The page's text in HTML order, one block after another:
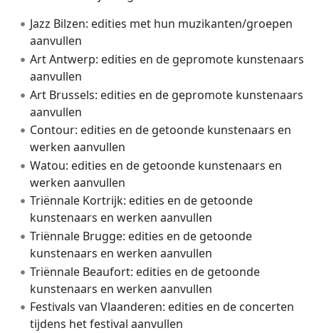
Jazz Bilzen: edities met hun muzikanten/groepen
aanvullen
Art Antwerp: edities en de gepromote kunstenaars
aanvullen
Art Brussels: edities en de gepromote kunstenaars
aanvullen
Contour: edities en de getoonde kunstenaars en
werken aanvullen
Watou: edities en de getoonde kunstenaars en
werken aanvullen
Triënnale Kortrijk: edities en de getoonde
kunstenaars en werken aanvullen
Triënnale Brugge: edities en de getoonde
kunstenaars en werken aanvullen
Triënnale Beaufort: edities en de getoonde
kunstenaars en werken aanvullen
Festivals van Vlaanderen: edities en de concerten
tijdens het festival aanvullen